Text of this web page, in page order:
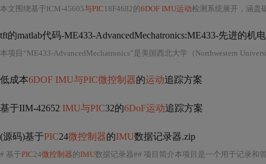
本文围绕基于ICM-45605与PIC 18F4682的6DOF IMU运动检测系统展开，涵盖硬件选型、电路设计、电
tft的matlab代码-ME433-AdvancedMechatronics:ME433-先进的机
低成本6DOF IMU与PIC微控制器的运动追踪方案
基于IIM-42652 IMU与PIC32的6DoF运动追踪方案
(源码)基于PIC24微控制器的IMU数据记录器.zip
# 基于PIC24微控制器的IMU数据记录器## 项目简介本项目是一个用于记录和